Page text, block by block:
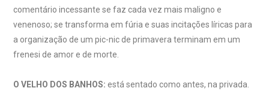
comentário incessante se faz cada vez mais maligno e
venenoso; se transforma em fúria e suas incitações líricas para
a organização de um pic-nic de primavera terminam em um
frenesi de amor e de morte.
O VELHO DOS BANHOS: está sentado como antes, na privada.